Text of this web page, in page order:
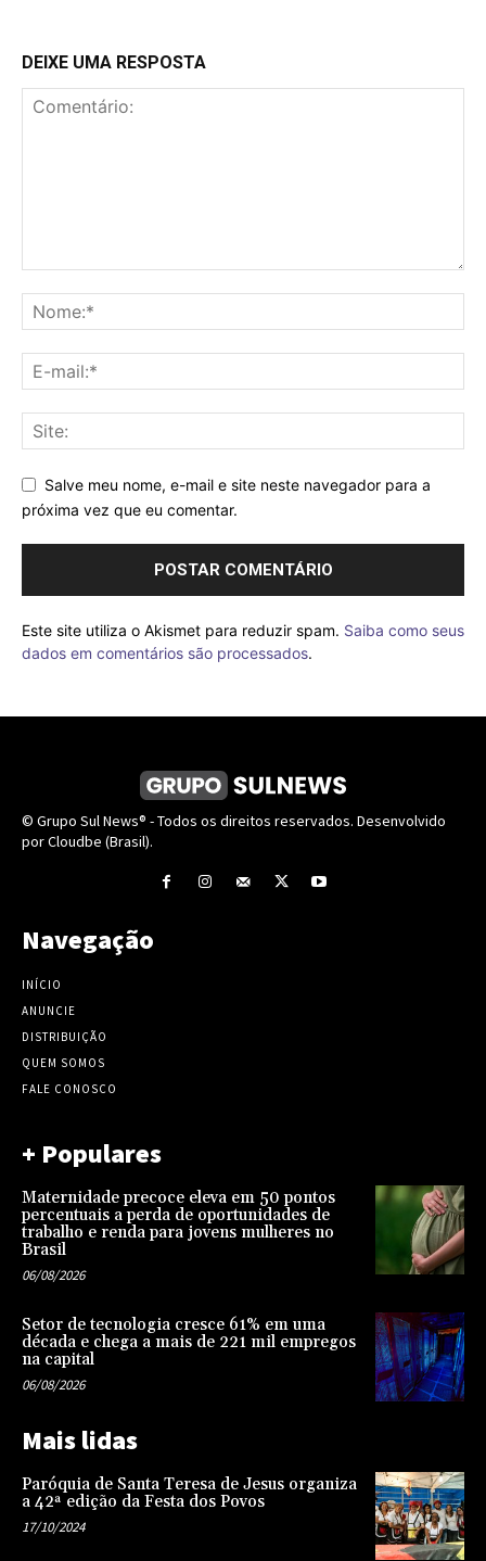
DEIXE UMA RESPOSTA
Salve meu nome, e-mail e site neste navegador para a
próxima vez que eu comentar.
Este site utiliza o Akismet para reduzir spam. Saiba como seus
dados em comentários são processados.
© Grupo Sul News® - Todos os direitos reservados. Desenvolvido
por Cloudbe (Brasil).
Navegação
INÍCIO
ANUNCIE
DISTRIBUIÇÃO
QUEM SOMOS
FALE CONOSCO
+ Populares
Maternidade precoce eleva em 50 pontos
percentuais a perda de oportunidades de
trabalho e renda para jovens mulheres no
Brasil
06/08/2026
Setor de tecnologia cresce 61% em uma
década e chega a mais de 221 mil empregos
na capital
06/08/2026
Mais lidas
Paróquia de Santa Teresa de Jesus organiza
a 42ª edição da Festa dos Povos
17/10/2024